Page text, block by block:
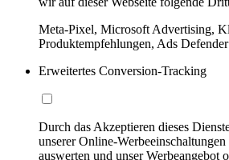
Meta-Pixel, Microsoft Advertising,
Produktempfehlungen, Ads Defender
Erweitertes Conversion-Tracking
Durch das Akzeptieren dieses
unserer Online-
auswerten und unser Werbeangebot